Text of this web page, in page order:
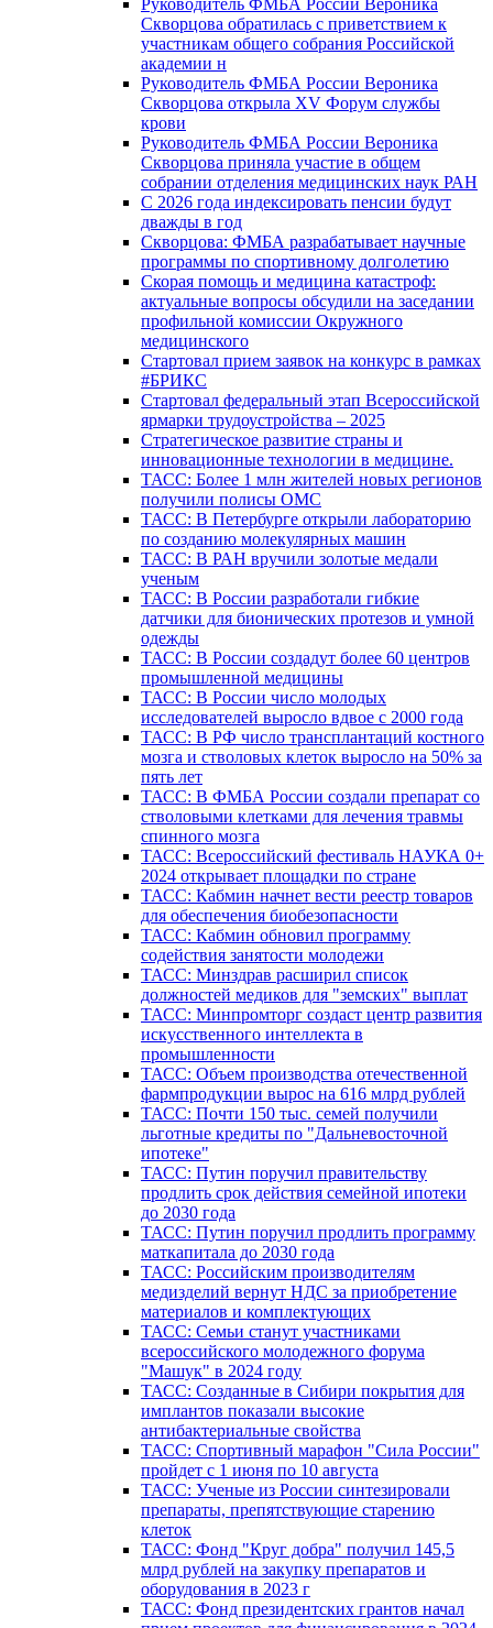
Руководитель ФМБА России Вероника
Скворцова обратилась с приветствием к
участникам общего собрания Российской
академии н
Руководитель ФМБА России Вероника
Скворцова открыла XV Форум службы
крови
Руководитель ФМБА России Вероника
Скворцова приняла участие в общем
собрании отделения медицинских наук РАН
С 2026 года индексировать пенсии будут
дважды в год
Скворцова: ФМБА разрабатывает научные
программы по спортивному долголетию
Скорая помощь и медицина катастроф:
актуальные вопросы обсудили на заседании
профильной комиссии Окружного
медицинского
Стартовал прием заявок на конкурс в рамках
#БРИКС
Стартовал федеральный этап Всероссийской
ярмарки трудоустройства – 2025
Стратегическое развитие страны и
инновационные технологии в медицине.
ТАСС: Более 1 млн жителей новых регионов
получили полисы ОМС
ТАСС: В Петербурге открыли лабораторию
по созданию молекулярных машин
ТАСС: В РАН вручили золотые медали
ученым
ТАСС: В России разработали гибкие
датчики для бионических протезов и умной
одежды
ТАСС: В России создадут более 60 центров
промышленной медицины
ТАСС: В России число молодых
исследователей выросло вдвое с 2000 года
ТАСС: В РФ число трансплантаций костного
мозга и стволовых клеток выросло на 50% за
пять лет
ТАСС: В ФМБА России создали препарат со
стволовыми клетками для лечения травмы
спинного мозга
ТАСС: Всероссийский фестиваль НАУКА 0+
2024 открывает площадки по стране
ТАСС: Кабмин начнет вести реестр товаров
для обеспечения биобезопасности
ТАСС: Кабмин обновил программу
содействия занятости молодежи
ТАСС: Минздрав расширил список
должностей медиков для "земских" выплат
ТАСС: Минпромторг создаст центр развития
искусственного интеллекта в
промышленности
ТАСС: Объем производства отечественной
фармпродукции вырос на 616 млрд рублей
ТАСС: Почти 150 тыс. семей получили
льготные кредиты по "Дальневосточной
ипотеке"
ТАСС: Путин поручил правительству
продлить срок действия семейной ипотеки
до 2030 года
ТАСС: Путин поручил продлить программу
маткапитала до 2030 года
ТАСС: Российским производителям
медизделий вернут НДС за приобретение
материалов и комплектующих
ТАСС: Семьи станут участниками
всероссийского молодежного форума
"Машук" в 2024 году
ТАСС: Созданные в Сибири покрытия для
имплантов показали высокие
антибактериальные свойства
ТАСС: Спортивный марафон "Сила России"
пройдет с 1 июня по 10 августа
ТАСС: Ученые из России синтезировали
препараты, препятствующие старению
клеток
ТАСС: Фонд "Круг добра" получил 145,5
млрд рублей на закупку препаратов и
оборудования в 2023 г
ТАСС: Фонд президентских грантов начал